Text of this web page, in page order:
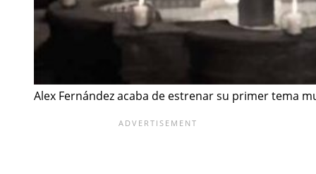
Alex Fernández acaba de estrenar su primer tema